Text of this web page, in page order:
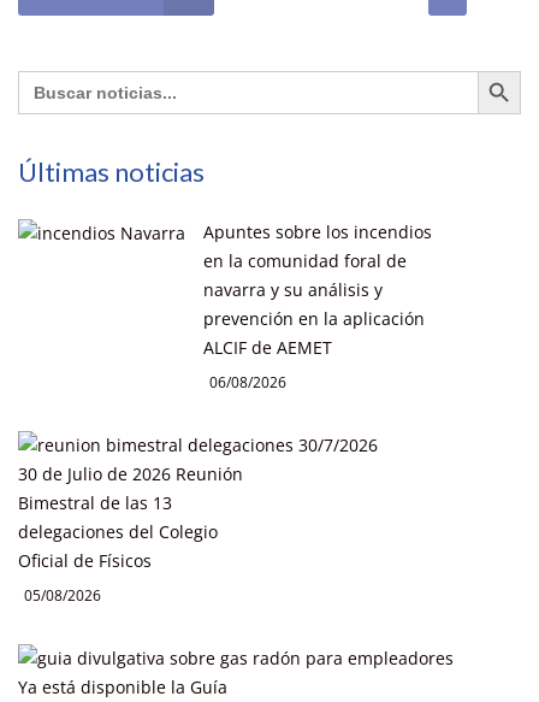
Buscar: Botón de
Últimas noticias
Apuntes sobre los incendios
en la comunidad foral de
navarra y su análisis y
prevención en la aplicación
ALCIF de AEMET
06/08/2026
30 de Julio de 2026 Reunión
Bimestral de las 13
delegaciones del Colegio
Oficial de Físicos
05/08/2026
Ya está disponible la Guía